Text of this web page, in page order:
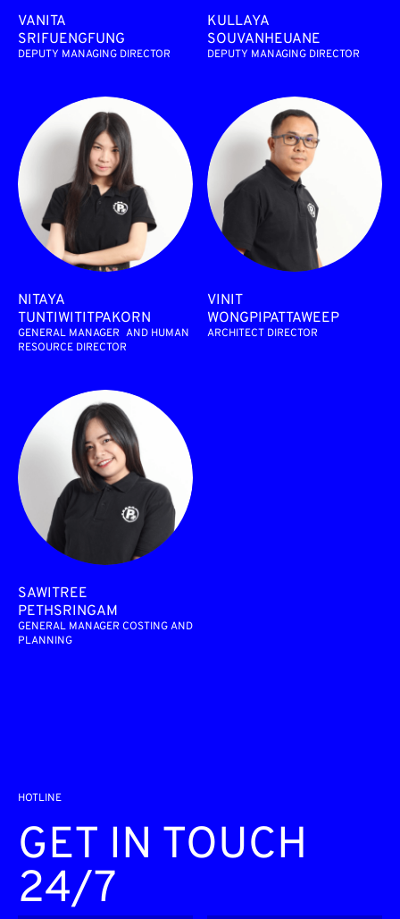
VANITA
SRIFUENGFUNG
DEPUTY MANAGING DIRECTOR
KULLAYA
SOUVANHEUANE
DEPUTY MANAGING DIRECTOR
NITAYA
TUNTIWITITPAKORN
GENERAL MANAGER AND HUMAN
RESOURCE DIRECTOR
VINIT
WONGPIPATTAWEEP
ARCHITECT DIRECTOR
SAWITREE
PETHSRINGAM
GENERAL MANAGER COSTING AND
PLANNING
HOTLINE
GET IN TOUCH
24/7